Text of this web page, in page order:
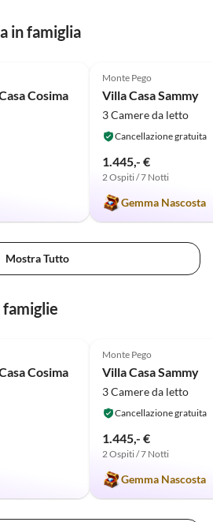
in famiglia
Annuncio in
Cosima
Monte Pego
Villa Casa Sammy
3 Camere da letto
Cancellazione gratuita
1.445,- €
2 Ospiti / 7 Notti
Gemma Nascosta
Mostra Tutto
Annuncio in
Cosima
Monte Pego
Villa Casa Sammy
3 Camere da letto
Cancellazione gratuita
1.445,- €
2 Ospiti / 7 Notti
Gemma Nascosta